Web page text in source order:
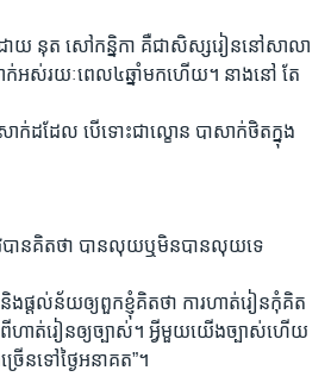
ោយ នុត សៅកន្និកា គឺជាសិស្សរៀននៅសាលា
ាក់អស់រយៈពេល៤ឆ្នាំមកហើយ។ នាងនៅ តែ
ក់ដដែល បើទោះជាល្ខោន បាសាក់ថិតក្នុង
ានគិតថា បានលុយឬមិនបានលុយទេ
ងផ្តល់ន័យឲ្យពួកខ្ញុំគិតថា ការហាត់រៀនកុំគិត
ាត់រៀនឲ្យច្បាស់។ អ្វីមួយយើងច្បាស់ហើយ
ើនទៅថ្ងៃអនាគត”។